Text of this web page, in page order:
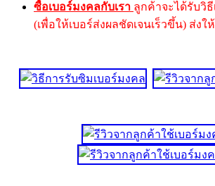
ซื้อเบอร์มงคลกับเรา ลูกค้าจะได้รับวิ
(เพื่อให้เบอร์ส่งผลชัดเจนเร็วขึ้น) ส่งใ